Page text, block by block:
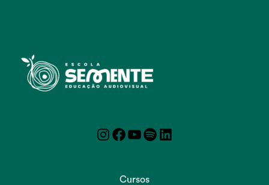
Instagram
Facebook
YouTube
Spotify
Cursos